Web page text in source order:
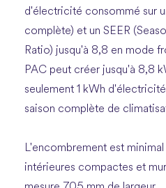
d'électricité consommé sur
complète) et un SEER
Ratio) jusqu'à 8,8 en mode
PAC peut créer jusqu'à 8,8
seulement 1 kWh
saison complète de
L'encombrement est
intérieures compactes et